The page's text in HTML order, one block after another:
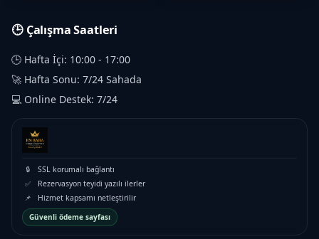
🕒 Çalışma Saatleri
🕒 Hafta İçi: 10:00 - 17:00
🚀 Hafta Sonu: 7/24 Sahada
💻 Online Destek: 7/24
🔒
SSL korumalı bağlantı
✅
Rezervasyon teyidi yazılı ilerler
📌
Hizmet kapsamı netleştirilir
Güvenli ödeme sayfası